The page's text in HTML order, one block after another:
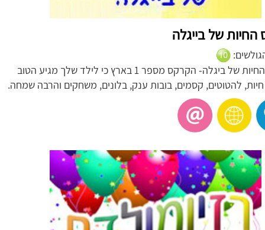
של בייגלה
קרקס החיות של ביגלה- הקרקס מספר 1 בארץ כי לילד שלך מגיע הטוב
חיות, להטוטים, קסמים, בובות ענק, בלונים, משחקים והרבה שמחה.